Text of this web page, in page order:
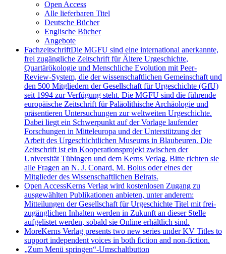
Open Access
Alle lieferbaren Titel
Deutsche Bücher
Englische Bücher
Angebote
FachzeitschriftDie MGFU sind eine international anerkannte,
frei zugängliche Zeitschrift für Ältere Urgeschichte,
Quartärökologie und Menschliche Evolution mit Peer-
Review-System, die der wissenschaftlichen Gemeinschaft und
den 500 Mitgliedern der Gesellschaft für Urgeschichte (GfU)
seit 1994 zur Verfügung steht. Die MGFU sind die führende
europäische Zeitschrift für Paläolithische Archäologie und
präsentieren Untersuchungen zur weltweiten Urgeschichte.
Dabei liegt ein Schwerpunkt auf der Vorlage laufender
Forschungen in Mitteleuropa und der Unterstützung der
Arbeit des Urgeschichtlichen Museums in Blaubeuren. Die
Zeitschrift ist ein Kooperationsprojekt zwischen der
Universität Tübingen und dem Kerns Verlag. Bitte richten sie
alle Fragen an N. J. Conard, M. Bolus oder eines der
Mitglieder des Wissenschaftlichen Beirats.
Open AccessKerns Verlag wird kostenlosen Zugang zu
ausgewählten Publikationen anbieten, unter anderem:
Mitteilungen der Gesellschaft für Urgeschichte Titel mit frei-
zugänglichen Inhalten werden in Zukunft an dieser Stelle
aufgelistet werden, sobald sie Online erhältlich sind.
MoreKerns Verlag presents two new series under KV Titles to
support independent voices in both fiction and non-fiction.
„Zum Menü springen“-Umschaltbutton